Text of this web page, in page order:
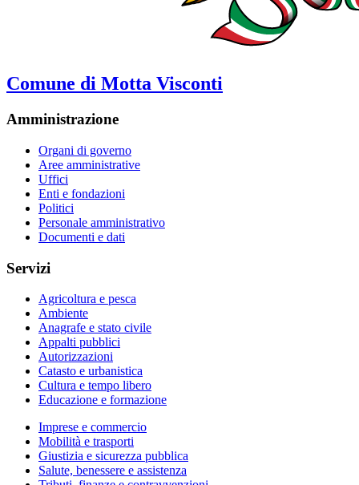
Comune di Motta Visconti
Amministrazione
Organi di governo
Aree amministrative
Uffici
Enti e fondazioni
Politici
Personale amministrativo
Documenti e dati
Servizi
Agricoltura e pesca
Ambiente
Anagrafe e stato civile
Appalti pubblici
Autorizzazioni
Catasto e urbanistica
Cultura e tempo libero
Educazione e formazione
Imprese e commercio
Mobilità e trasporti
Giustizia e sicurezza pubblica
Salute, benessere e assistenza